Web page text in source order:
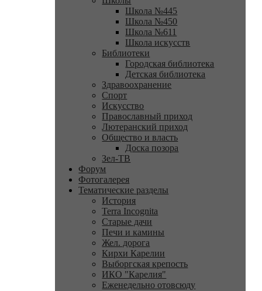
Школа №445
Школа №450
Школа №611
Школа искусств
Библиотеки
Городская библиотека
Детская библиотека
Здравоохранение
Спорт
Искусство
Православный приход
Лютеранский приход
Общество и власть
Доска позора
Зел-ТВ
Форум
Фотогалерея
Тематические разделы
История
Terra Incognita
Старые дачи
Печи и камины
Жел. дорога
Кирхи Карелии
Выборгская крепость
ИКО "Карелия"
Еженедельно отовсюду